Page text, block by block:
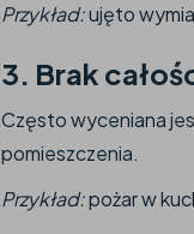
Przykład:ujęto
3. Brak
Często wyceniana
pomieszczenia.
Przykład:pożar w